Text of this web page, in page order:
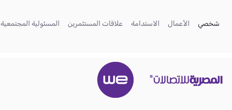
شخصي
الأعمال الاستدامة
(current) علاقات المستثمرين
(current) المسئولية المجتمعية
(current)